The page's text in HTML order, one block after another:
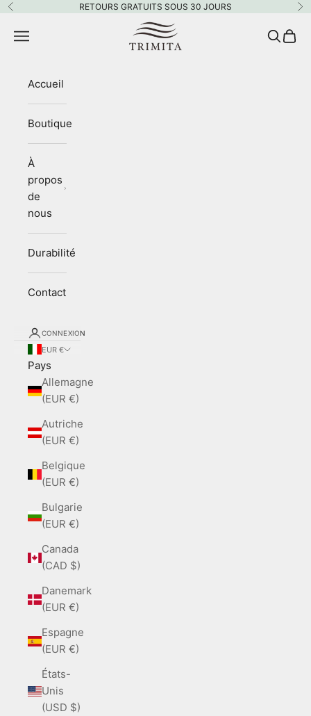
Passer au contenu
Précédent RETOURS GRATUITS SOUS 30 JOURS
Menu
Accueil
Boutique
À
propos
de
nous
Durabilité
Contact
CONNEXION
EUR €
Pays
Allemagne
(EUR €)
Autriche
(EUR €)
Belgique
(EUR €)
Bulgarie
(EUR €)
Canada
(CAD $)
Danemark
(EUR €)
Espagne
(EUR €)
États-
Unis
(USD $)